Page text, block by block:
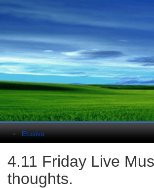
Päävalikko
Etusivu
4.11 Friday Live
thoughts.